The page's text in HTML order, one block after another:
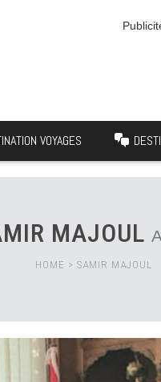
VOYAGES
MAJOUL
HOME > SAMIR MAJOUL